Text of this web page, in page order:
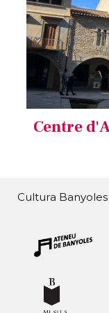
Centre
Cultura Banyoles